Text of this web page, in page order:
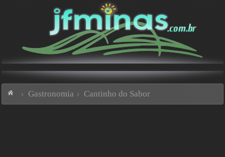
Gastronomia Cantinho do Sabor